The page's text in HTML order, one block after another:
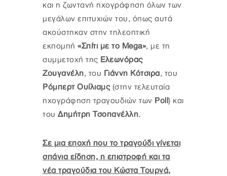
και η ζωντανή ηχογράφηση όλων των
μεγάλων επιτυχιών του, όπως αυτά
ακούστηκαν στην τηλεοπτική
εκπομπή «Σπίτι με το Mega», με τη
συμμετοχή της Ελεωνόρας
Ζουγανέλη, του Γιάννη Κότσιρα, του
Ρόμπερτ Ουίλιαμς(στην τελευταία
ηχογράφηση τραγουδιών των Poll ) και
του Δημήτρη Τσοπανέλλη.
Σε μια εποχή που το τραγούδι γίνεται
σπάνια είδηση, η επιστροφή και τα
νέα τραγούδια του Κώστα Τουρνά,